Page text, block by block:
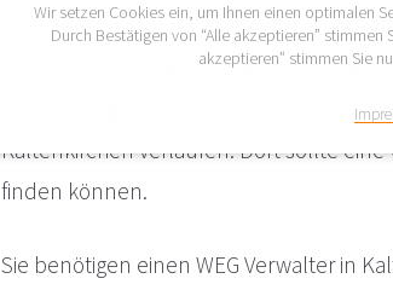
Kaltenkirchen ist am Südwestrand des
den Kreis Pinneberg angrenzt. Einer
in tollen Lagen, wie z. B. im Umfeld von
Kaltenkirchen verlaufen. Dort sollte
finden können.
Sie benötigen einen WEG Verwalter in
Wir setzen Cookies ein, um Ihnen einen optimalen
Durch Bestätigen von “Alle akzeptieren”
akzeptieren” stimmen Sie